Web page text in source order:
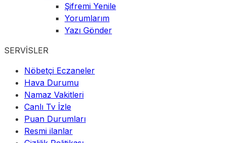
Şifremi Yenile
Yorumlarım
Yazı Gönder
SERVİSLER
Nöbetçi Eczaneler
Hava Durumu
Namaz Vakitleri
Canlı Tv İzle
Puan Durumları
Resmi ilanlar